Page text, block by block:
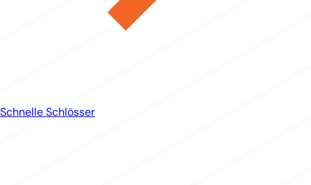
Schnelle Schlösser